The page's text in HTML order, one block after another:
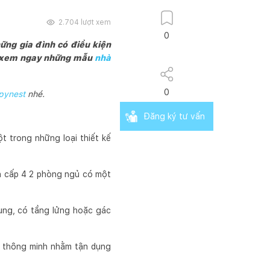
2.704 lượt xem
gia đình có điều kiện
ngay những mẫu nhà
nhé.
trong những loại thiết kế
cấp 4 2 phòng ngủ có một
có tầng lửng hoặc gác
minh nhằm tận dụng
0
0
Đăng ký tư vấn